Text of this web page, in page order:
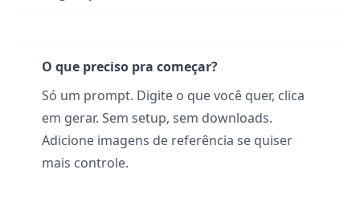
O que preciso pra começar?
Só um prompt. Digite o que você quer, clica
em gerar. Sem setup, sem downloads.
Adicione imagens de referência se quiser
mais controle.